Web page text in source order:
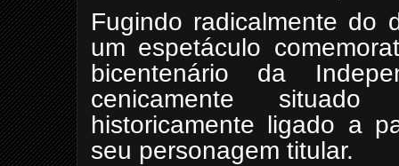
Fugindo radicalmente do
um espetáculo
bicentenário da
cenicamente
historicamente ligado a
seu personagem titular.